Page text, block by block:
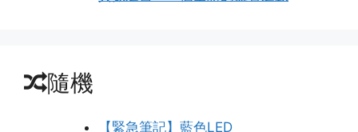
隨機
【緊急筆記】藍色LED